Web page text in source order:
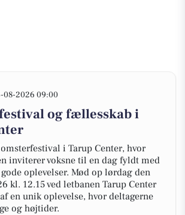
08-2026 09:00
og fællesskab i
i Tarup Center, hvor
inviterer voksne til en dag fyldt med
oplevelser. Mød op lørdag den
kl. 12.15 ved letbanen Tarup Center
en unik oplevelse, hvor deltagerne
og højtider.